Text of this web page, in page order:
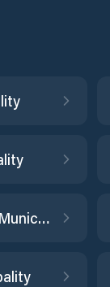
Dol pri Ljubljani Municipality